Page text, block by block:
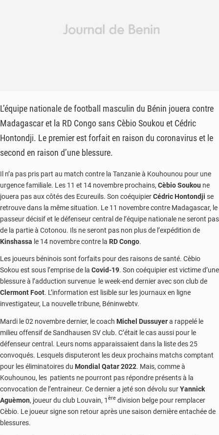
L’équipe nationale de football masculin du Bénin jouera contre
Madagascar et la RD Congo sans Cèbio Soukou et Cédric
Hontondji. Le premier est forfait en raison du coronavirus et le
second en raison d’une blessure.
Il n’a pas pris part au match contre la Tanzanie à Kouhounou pour une
urgence familiale. Les 11 et 14 novembre prochains, Cèbio Soukou ne
jouera pas aux côtés des Ecureuils. Son coéquipierCédric Hontondji se
retrouve dans la même situation. Le 11 novembre contre Madagascar, le
passeur décisif et le défenseur central de l’équipe nationale ne seront pas
de la partie à Cotonou. Ils ne seront pas non plus de l’expédition de
Kinshassa le 14 novembre contre la RDCongo.
Les joueurs béninois sont forfaits pour des raisons de santé. Cèbio
Sokou est sous l’emprise de la Covid-19. Son coéquipier est victime d’une
blessure à l’adduction survenue le week-end dernier avec son club de
Clermont Foot. L’information est lisible sur les journaux en ligne
investigateur, La nouvelle tribune, Béninwebtv.
Mardi le 02 novembre dernier, le coach Michel Dussuyera rappelé le
milieu offensif de Sandhausen SV club. C’était le cas aussi pour le
défenseur central. Leurs noms apparaissaient dans la liste des 25
convoqués. Lesquels disputeront les deux prochains matchs comptant
pour les éliminatoires du Mondial Qatar 2022. Mais, comme à
Kouhounou, les patients ne pourront pas répondre présents à la
convocation de l’entraineur. Ce dernier a jeté son dévolu surYannick
Aguèmon, joueur du club Louvain, 1 ère division belge pour remplacer
Cèbio. Le joueur signe son retour après une saison dernière entachée de
blessures.